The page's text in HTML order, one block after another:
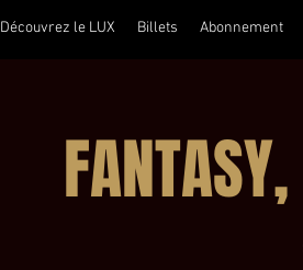
Découvrez le LUX Billets Abonnement